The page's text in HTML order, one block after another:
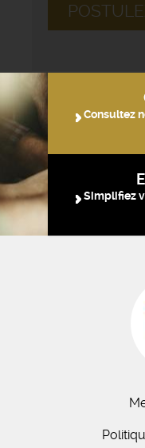
Consultez
Simplifiez